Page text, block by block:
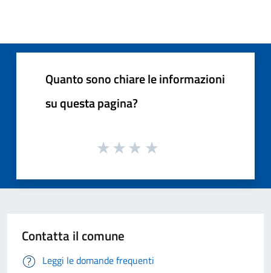
Quanto sono chiare le informazioni
su questa pagina?
Contatta il comune
Leggi le domande frequenti